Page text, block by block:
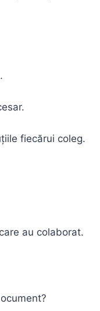
fiecărui coleg.
au colaborat.